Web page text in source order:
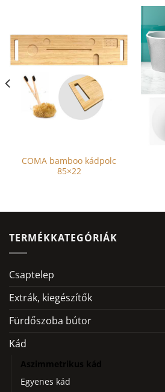
COMA bamboo kádpolc
85×22
TERMÉKKATEGÓRIÁK
Csaptelep
Extrák, kiegészítők
Fürdőszoba bútor
Kád
Aszimmetrikus kád
Egyenes kád